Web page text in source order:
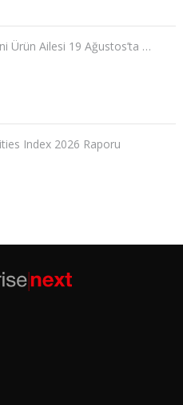
Ürün Ailesi 19 Ağustos’ta …
Index 2026 Raporu